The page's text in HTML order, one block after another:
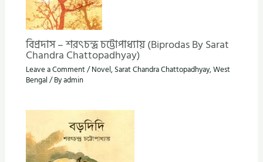
বিপ্রদাস – শরৎচন্দ্র চট্টোপাধ্যায় (Biprodas By Sarat
Chandra Chattopadhyay)
Leave a Comment/Novel, Sarat Chandra Chattopadhyay,West
Bengal / Byadmin